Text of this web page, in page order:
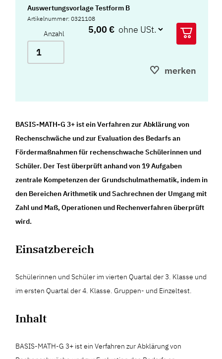
Auswertungsvorlage Testform B
Artikelnummer: 0321108
Anzahl 5,00 €
merken
BASIS-MATH-G 3+ ist ein Verfahren zur Abklärung von
Rechenschwäche und zur Evaluation des Bedarfs an
Fördermaßnahmen für rechenschwache Schülerinnen und
Schüler. Der Test überprüft anhand von 19 Aufgaben
zentrale Kompetenzen der Grundschulmathematik, indem in
den Bereichen Arithmetik und Sachrechnen der Umgang mit
Zahl und Maß, Operationen und Rechenverfahren überprüft
wird.
Einsatzbereich
Schülerinnen und Schüler im vierten Quartal der 3. Klasse und
im ersten Quartal der 4. Klasse. Gruppen- und Einzeltest.
Inhalt
BASIS-MATH-G 3+ ist ein Verfahren zur Abklärung von